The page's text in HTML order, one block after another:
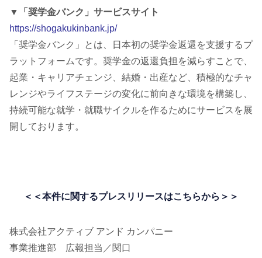
▼「奨学金バンク」サービスサイト
https://shogakukinbank.jp/
「奨学金バンク」とは、日本初の奨学金返還を支援するプ
ラットフォームです。奨学金の返還負担を減らすことで、
起業・キャリアチェンジ、結婚・出産など、積極的なチャ
レンジやライフステージの変化に前向きな環境を構築し、
持続可能な就学・就職サイクルを作るためにサービスを展
開しております。
＜＜本件に関するプレスリリースはこちらから ＞ ＞
株式会社アクティブ アンド カンパニー
事業推進部 広報担当／関口